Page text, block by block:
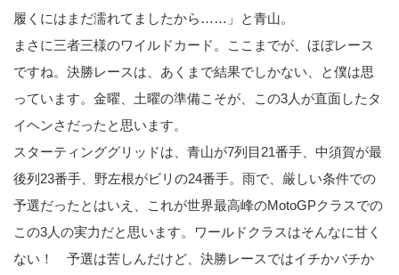
履くにはまだ濡れてましたから……」と青山。
まさに三者三様のワイルドカード。ここまでが、ほぼレース
ですね。決勝レースは、あくまで結果でしかない、と僕は思
っています。金曜、土曜の準備こそが、この3人が直面したタ
イヘンさだったと思います。
スターティンググリッドは、青山が7列目21番手、中須賀が最
後列23番手、野左根がビリの24番手。雨で、厳しい条件での
予選だったとはいえ、これが世界最高峰のMotoGPクラスでの
この3人の実力だと思います。ワールドクラスはそんなに甘く
ない！ 予選は苦しんだけど、決勝レースではイチかバチか